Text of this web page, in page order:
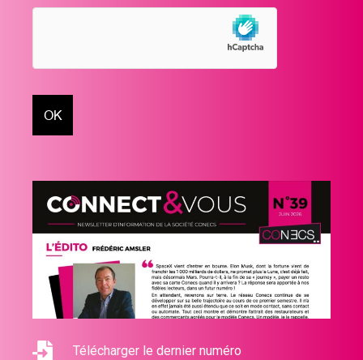
Télécharger le dernier numéro